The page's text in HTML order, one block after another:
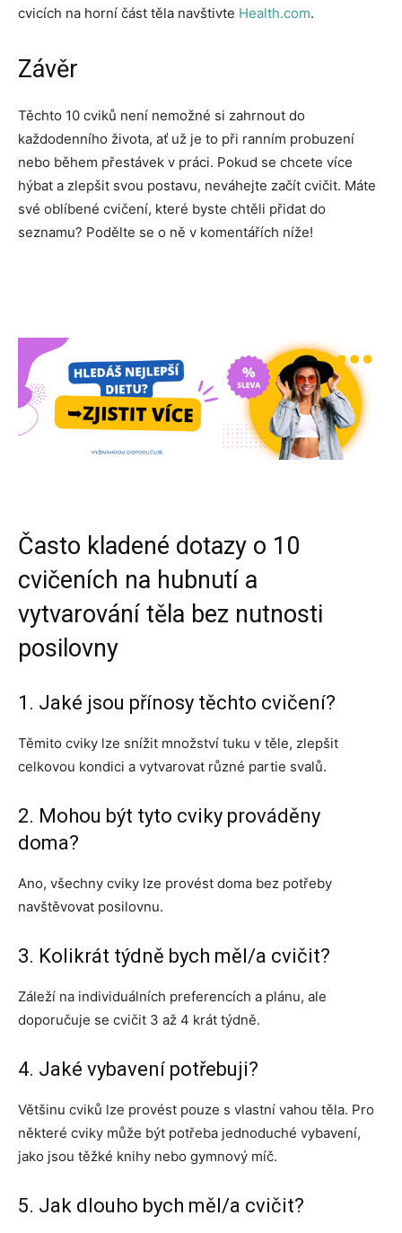
cvicích na horní část těla navštivte Health.com.
Závěr
Těchto 10 cviků není nemožné si zahrnout do
každodenního života, ať už je to při ranním probuzení
nebo během přestávek v práci. Pokud se chcete více
hýbat a zlepšit svou postavu, neváhejte začít cvičit. Máte
své oblíbené cvičení, které byste chtěli přidat do
seznamu? Podělte se o ně v komentářích níže!
Často kladené dotazy o 10
cvičeních na hubnutí a
vytvarování těla bez nutnosti
posilovny
1. Jaké jsou přínosy těchto cvičení?
Těmito cviky lze snížit množství tuku v těle, zlepšit
celkovou kondici a vytvarovat různé partie svalů.
2. Mohou být tyto cviky prováděny
doma?
Ano, všechny cviky lze provést doma bez potřeby
navštěvovat posilovnu.
3. Kolikrát týdně bych měl/a cvičit?
Záleží na individuálních preferencích a plánu, ale
doporučuje se cvičit 3 až 4 krát týdně.
4. Jaké vybavení potřebuji?
Většinu cviků lze provést pouze s vlastní vahou těla. Pro
některé cviky může být potřeba jednoduché vybavení,
jako jsou těžké knihy nebo gymnový míč.
5. Jak dlouho bych měl/a cvičit?